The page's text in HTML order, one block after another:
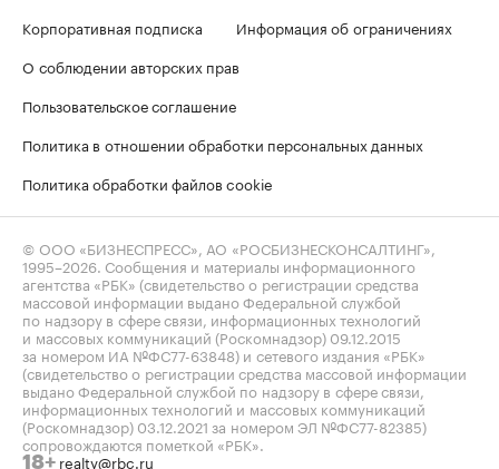
Корпоративная подписка
Информация об ограничениях
О соблюдении авторских прав
Пользовательское соглашение
Политика в отношении обработки персональных данных
Политика обработки файлов cookie
© ООО «БИЗНЕСПРЕСС», АО «РОСБИЗНЕСКОНСАЛТИНГ»,
1995–2026 . Сообщения и материалы информационного
агентства «РБК» (свидетельство о регистрации средства
массовой информации выдано Федеральной службой
по надзору в сфере связи, информационных технологий
и массовых коммуникаций (Роскомнадзор) 09.12.2015
за номером ИА №ФС77-63848) и сетевого издания «РБК»
(свидетельство о регистрации средства массовой информации
выдано Федеральной службой по надзору в сфере связи,
информационных технологий и массовых коммуникаций
(Роскомнадзор) 03.12.2021 за номером ЭЛ №ФС77-82385)
сопровождаются пометкой «РБК».
18+ realty@rbc.ru